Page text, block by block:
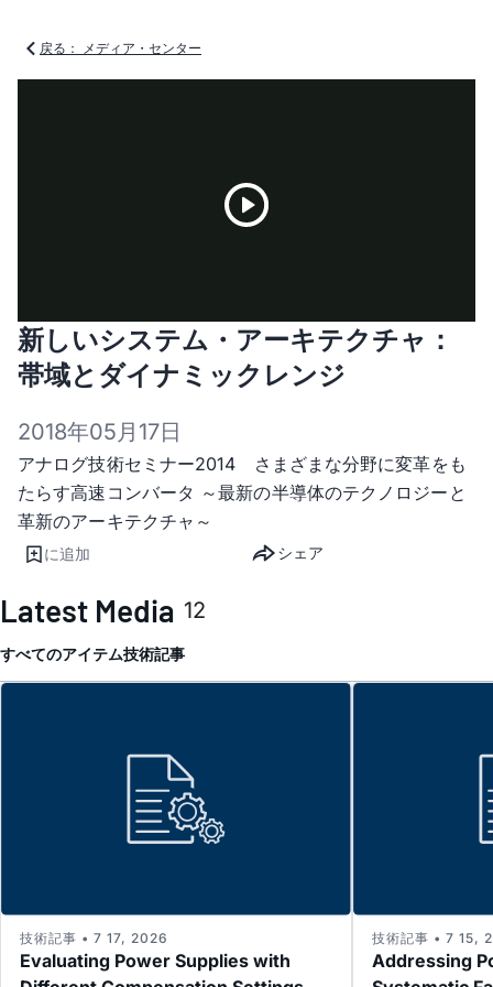
戻る： メディア・センター
Video
新しいシステム・アーキテクチャ：
帯域とダイナミックレンジ
2018年05月17日
アナログ技術セミナー2014 さまざまな分野に変革をも
たらす高速コンバータ ～最新の半導体のテクノロジーと
革新のアーキテクチャ～
に追加 シェア
Latest Media 12
すべてのアイテム技術記事
Evaluating Power Supplies with
技術記事 • 7 17, 2026
Addressing
技術記事 • 7 15,